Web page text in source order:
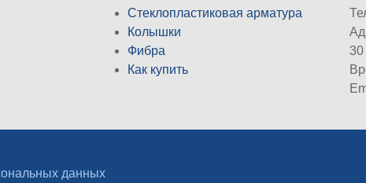
Стеклопластиковая арматура
Колышки
Фибра
Как купить
30
данных